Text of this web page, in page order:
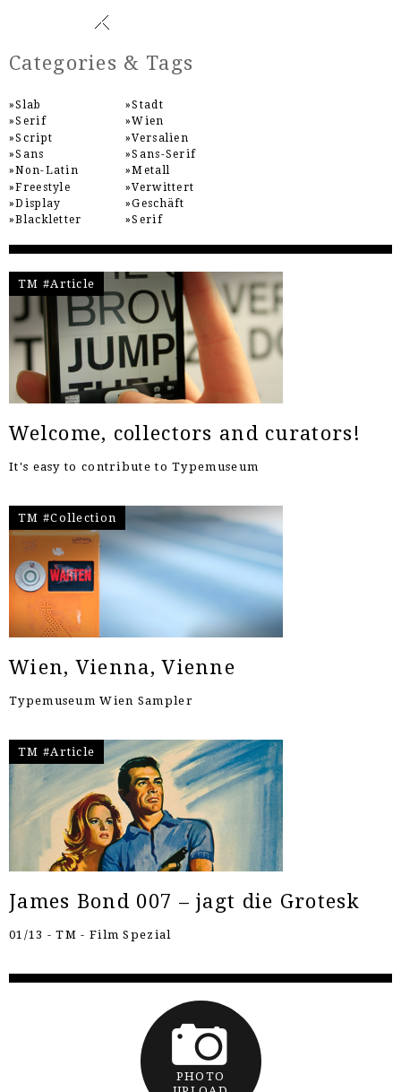
Categories & Tags
Slab
Serif
Script
Sans
Non-Latin
Freestyle
Display
Blackletter
Stadt
Wien
Versalien
Sans-Serif
Metall
Verwittert
Geschäft
Serif
TM #Article
Welcome, collectors and curators!
It's easy to contribute to Typemuseum
TM #Collection
Wien, Vienna, Vienne
Typemuseum Wien Sampler
TM #Article
James Bond 007 – jagt die Grotesk
01/13 - TM - Film Spezial
PHOTO